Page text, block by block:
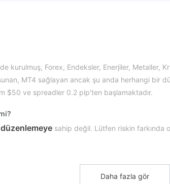
kurulmuş, Forex, Endeksler, Enerjiler, Metaller,
MT4 sağlayan ancak şu anda herhangi bir
$50 ve spreadler 0.2 pip'ten başlamaktadır.
sahip değil. Lütfen riskin farkında
Kripto paralar, Hisse senetleri, Hisse senetleri,
Daha fazla gör